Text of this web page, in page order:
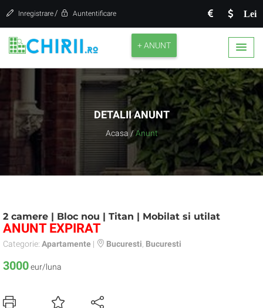
Lei
Inregistrare / Auntentificare
+ ANUNT
DETALII ANUNT
Acasa / Anunt
2 camere | Bloc nou | Titan | Mobilat si utilat
ANUNT EXPIRAT
Categorie: Apartamente | Bucuresti Bucuresti
3000eur/luna